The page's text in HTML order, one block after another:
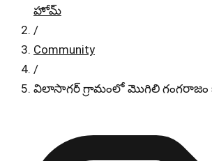
హోమ్
/
Community
/
విలాసాగర్ గ్రామంలో మొగిలి గంగరాజం